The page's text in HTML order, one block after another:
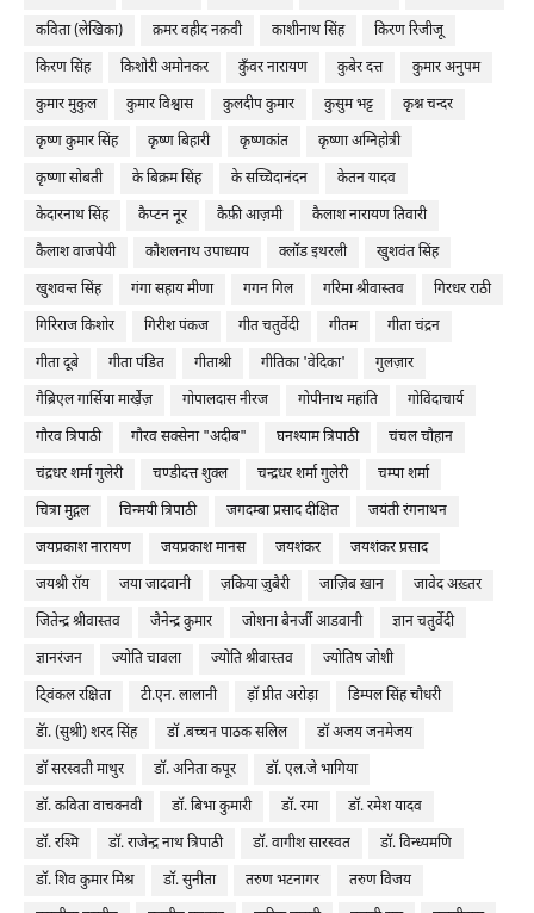
कविता (लेखिका)
क़मर वहीद नक़वी काशीनाथ सिंह
किरण रिजीजू
किरण सिंह
किशोरी अमोनकर कुँवर नारायण कुबेर दत्त
कुमार अनुपम
कुमार मुकुल
कुमार विश्वास कुलदीप कुमार कुसुम भट्ट
कृश्न चन्दर
कृष्ण कुमार सिंह
कृष्ण बिहारी कृष्णकांत
कृष्णा अग्निहोत्री
कृष्णा सोबती
के बिक्रम सिंह के सच्चिदानंदन
केतन यादव
केदारनाथ सिंह
कैप्टन नूर कैफ़ी आज़मी
कैलाश नारायण तिवारी
कैलाश वाजपेयी
कौशलनाथ उपाध्याय क्लॉड इथरली
खुशवंत सिंह
खुशवन्त सिंह
गंगा सहाय मीणा गगन गिल गरिमा श्रीवास्तव
गिरधर राठी
गिरिराज किशोर
गिरीश पंकज गीत चतुर्वेदी गीतम
गीता चंद्रन
गीता दूबे
गीता पंडित गीताश्री गीतिका 'वेदिका'
गुलज़ार
गैब्रिएल गार्सिया मार्खे़ज़
गोपालदास नीरज गोपीनाथ महांति
गोविंदाचार्य
गौरव त्रिपाठी
गौरव सक्सेना "अदीब" घनश्याम त्रिपाठी
चंचल चौहान
चंद्रधर शर्मा गुलेरी
चण्डीदत्त शुक्ल चन्द्रधर शर्मा गुलेरी
चम्पा शर्मा
चित्रा मुद्गल
चिन्मयी त्रिपाठी जगदम्बा प्रसाद दीक्षित
जयंती रंगनाथन
जयप्रकाश नारायण
जयप्रकाश मानस जयशंकर
जयशंकर प्रसाद
जयश्री रॉय
जया जादवानी ज़किया ज़ुबैरी जाज़िब ख़ान
जावेद अख़्तर
जितेन्द्र श्रीवास्तव
जैनेन्द्र कुमार जोशना बैनर्जी आडवानी
ज्ञान चतुर्वेदी
ज्ञानरंजन
ज्योति चावला ज्योति श्रीवास्तव
ज्योतिष जोशी
टि्वंकल रक्षिता
टी.एन. लालानी ड़ॉ प्रीत अरोड़ा
डिम्पल सिंह चौधरी
डॅा. (सुश्री) शरद सिंह
डॉ .बच्चन पाठक सलिल
डॉ अजय जनमेजय
डॉ सरस्वती माथुर
डॉ. अनिता कपूर
डॉ. एल.जे भागिया
डॉ. कविता वाचक्नवी
डॉ. बिभा कुमारी डॉ. रमा
डॉ. रमेश यादव
डॉ. रश्मि
डॉ. राजेन्द्र नाथ त्रिपाठी डॉ. वागीश सारस्वत
डॉ. विन्ध्यमणि
डॉ. शिव कुमार मिश्र
डॉ. सुनीता तरुण भटनागर
तरुण विजय